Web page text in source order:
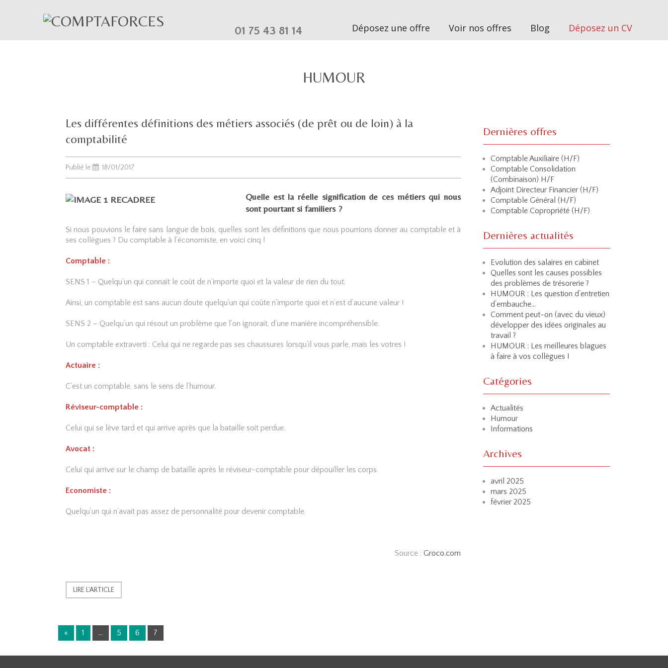
01 75 43 81 14 Déposez une offre Voir nos offres Blog Déposez un CV
HUMOUR
Les différentes définitions des métiers associés (de prêt ou de loin) à la
comptabilité
Publié le 18/01/2017
Quelle est la réelle signification de ces métiers qui nous
sont pourtant si familiers ?
Si nous pouvions le faire sans langue de bois, quelles sont les définitions que nous pourrions donner au comptable et à
ses collègues ? Du comptable à l’économiste, en voici cinq !
Comptable :
SENS 1 – Quelqu’un qui connaît le coût de n’importe quoi et la valeur de rien du tout.
Ainsi, un comptable est sans aucun doute quelqu’un qui coûte n’importe quoi et n’est d’aucune valeur !
SENS 2 – Quelqu’un qui résout un problème que l’on ignorait, d’une manière incompréhensible.
Un comptable extraverti : Celui qui ne regarde pas ses chaussures lorsqu’il vous parle, mais les votres !
Actuaire :
C’est un comptable, sans le sens de l’humour.
Réviseur-comptable :
Celui qui se lève tard et qui arrive après que la bataille soit perdue.
Avocat :
Celui qui arrive sur le champ de bataille après le réviseur-comptable pour dépouiller les corps.
Economiste :
Quelqu’un qui n’avait pas assez de personnalité pour devenir comptable.
Source : Groco.com
LIRE L'ARTICLE
P
a
« 1 … 5 6 7
Dernières offres
Comptable Auxiliaire (H/F)
Comptable Consolidation
(Combinaison) H/F
Adjoint Directeur Financier (H/F)
Comptable Général (H/F)
Comptable Copropriété (H/F)
Dernières actualités
Evolution des salaires en cabinet
Quelles sont les causes possibles
des problèmes de trésorerie ?
HUMOUR : Les question d’entretien
d’embauche…
Comment peut-on (avec du vieux)
développer des idées originales au
travail ?
HUMOUR : Les meilleures blagues
à faire à vos collègues !
Catégories
Actualités
Humour
Informations
Archives
avril 2025
mars 2025
février 2025